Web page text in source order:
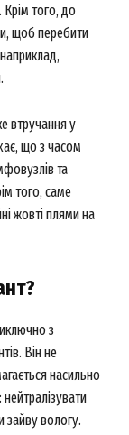
того, до
щоб перебити
втручання у
що з часом
та
того, саме
жовті плями на
з
Він не
насильно
зайву вологу.